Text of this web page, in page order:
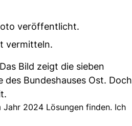
veröffentlicht.
vermitteln.
Bild zeigt die sieben
Bundeshauses Ost. Doch
2024 Lösungen finden. Ich